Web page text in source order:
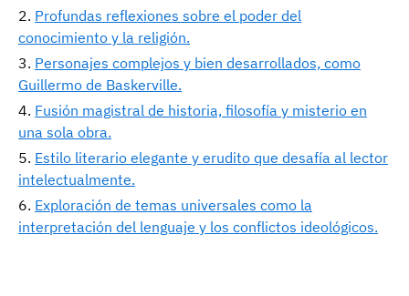
Profundas reflexiones sobre el poder del
conocimiento y la religión.
Personajes complejos y bien desarrollados, como
Guillermo de Baskerville.
Fusión magistral de historia, filosofía y misterio en
una sola obra.
Estilo literario elegante y erudito que desafía al lector
intelectualmente.
Exploración de temas universales como la
interpretación del lenguaje y los conflictos ideológicos.